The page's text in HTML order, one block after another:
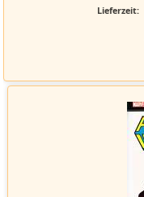
Lieferzeit: